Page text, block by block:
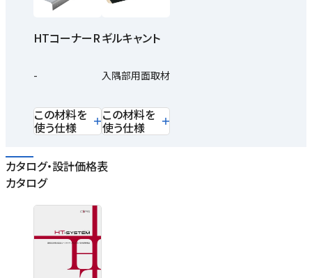
HTコーナーR
-
この材料を
使う仕様
ギルキャント
入隅部用面取材
この材料を
使う仕様
カタログ・設計価格表
カタログ